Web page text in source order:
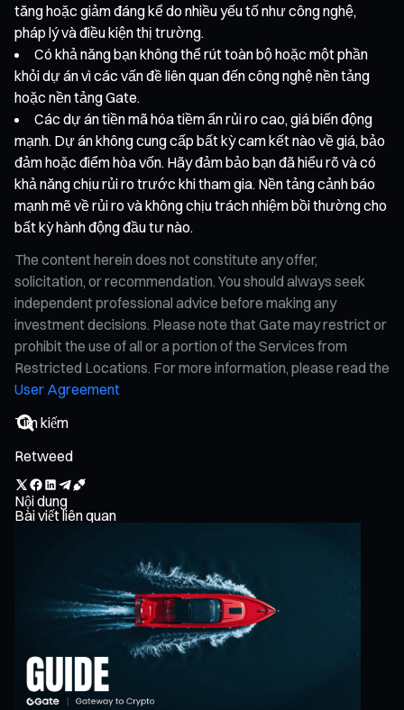
tăng hoặc giảm đáng kể do nhiều yếu tố như công nghệ,
pháp lý và điều kiện thị trường.
Có khả năng bạn không thể rút toàn bộ hoặc một phần
khỏi dự án vì các vấn đề liên quan đến công nghệ nền tảng
hoặc nền tảng Gate.
Các dự án tiền mã hóa tiềm ẩn rủi ro cao, giá biến động
mạnh. Dự án không cung cấp bất kỳ cam kết nào về giá, bảo
đảm hoặc điểm hòa vốn. Hãy đảm bảo bạn đã hiểu rõ và có
khả năng chịu rủi ro trước khi tham gia. Nền tảng cảnh báo
mạnh mẽ về rủi ro và không chịu trách nhiệm bồi thường cho
bất kỳ hành động đầu tư nào.
The content herein does not constitute any offer,
solicitation, or recommendation. You should always seek
independent professional advice before making any
investment decisions. Please note that Gate may restrict or
prohibit the use of all or a portion of the Services from
Restricted Locations. For more information, please read the
User Agreement
Retweed
Nội dung
Bài viết liên quan